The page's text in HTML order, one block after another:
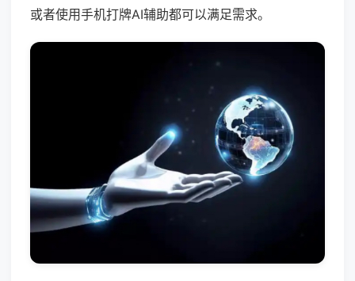
或者使用手机打牌AI辅助都可以满足需求。